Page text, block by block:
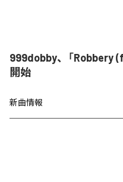
999dobby、「Robbery
開始
新曲情報